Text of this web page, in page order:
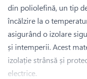
din poliolefină, un tip
încălzire la o
asigurând o izolare
și intemperii. Acest
izolație strânsă și
electrice.